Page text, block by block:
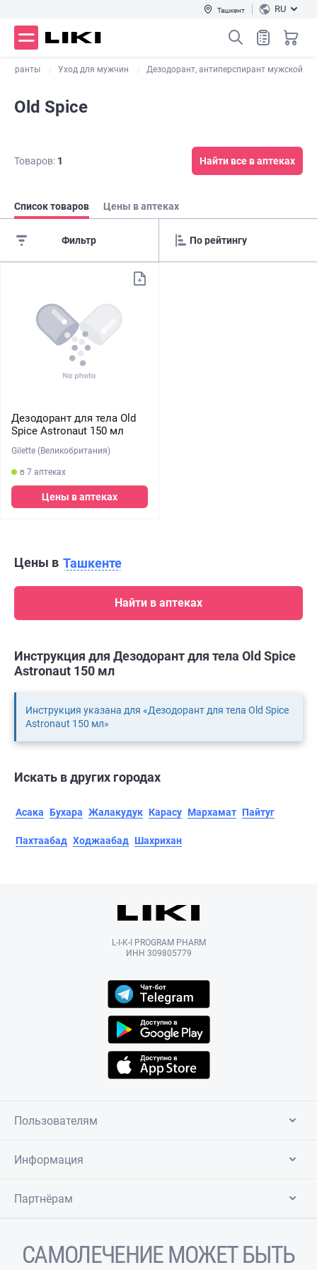
Ташкент RU
Уход для мужчин Дезодорант, антиперспирант мужской
Old Spice
Товаров: 1 Найти все в аптеках
Список товаров Цены в аптеках
Фильтр
Дезодорант для тела Old
Spice Astronaut 150 мл
Gilette (Великобритания)
в 7 аптеках
Цены в аптеках
Цены в Ташкенте
Найти в аптеках
Инструкция для Дезодорант для тела Old Spice
Astronaut 150 мл
Инструкция указана для «Дезодорант для тела Old Spice
Astronaut 150 мл»
Искать в других городах
Асака Бухара Жалакудук Карасу Мархамат Пайтуг
Пахтаабад Ходжаабад Шахрихан
L-I-K-I PROGRAM PHARM
ИНН 309805779
Пользователям
Информация
Партнёрам
САМОЛЕЧЕНИЕ МОЖЕТ БЫТЬ